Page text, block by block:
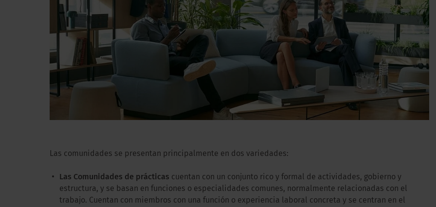
Las comunidades se presentan principalmente en dos variedades:
Las Comunidades de prácticas cuentan con un conjunto rico y formal de actividades, gobierno y
estructura, y se basan en funciones o especialidades comunes, normalmente relacionadas con el
trabajo. Cuentan con miembros con una función o experiencia laboral concreta y se centran en el